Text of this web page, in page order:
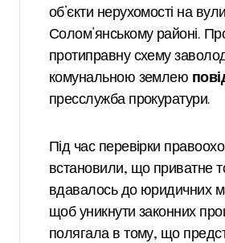
об’єкти нерухомості на
Солом’янському районі.
протиправну схему
комунальною землею
пресслужба прокуратури.
Під час перевірки
встановили, що приватне
вдавалось до юридичних
щоб уникнути законних
полягала в тому, що